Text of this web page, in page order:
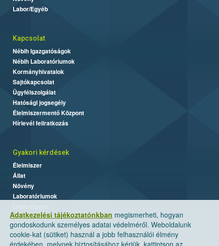
Adatkezelési tájékoztatónkban megismerheti, hogyan
gondoskodunk személyes adatai védelméről. Weboldalunk
cookie-kat (sütiket) használ a jobb felhasználói élmény
érdekében, melynek biztosításához kérjük, kattintson az
Labor/Egyéb
Kapcsolat
Nébih Igazgatóságok
Nébih Laboratóriumok
Kormányhivatalok
Sajtókapcsolat
Ügyfélszolgálat
Hatósági jogsegély
Élelmiszermentő Központ
Hírlevél feliratkozás
Gyakori kérdések
Élelmiszer
Állat
Növény
Laboratóriumok